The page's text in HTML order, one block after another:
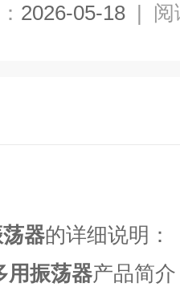
2026-05-18 | 阅
器的详细说明：
用振荡器产品简